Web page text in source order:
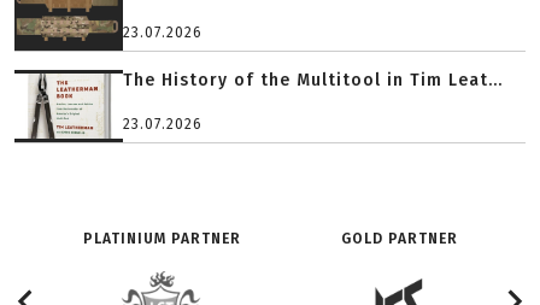
23.07.2026
The History of the Multitool in Tim Leat...
23.07.2026
PLATINIUM PARTNER GOLD PARTNER